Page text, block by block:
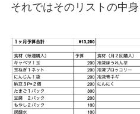
それではそのリストの中